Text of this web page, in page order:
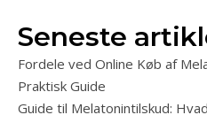
Seneste
Fordele ved Online Køb af
Praktisk Guide
Guide til Melatonintilskud: